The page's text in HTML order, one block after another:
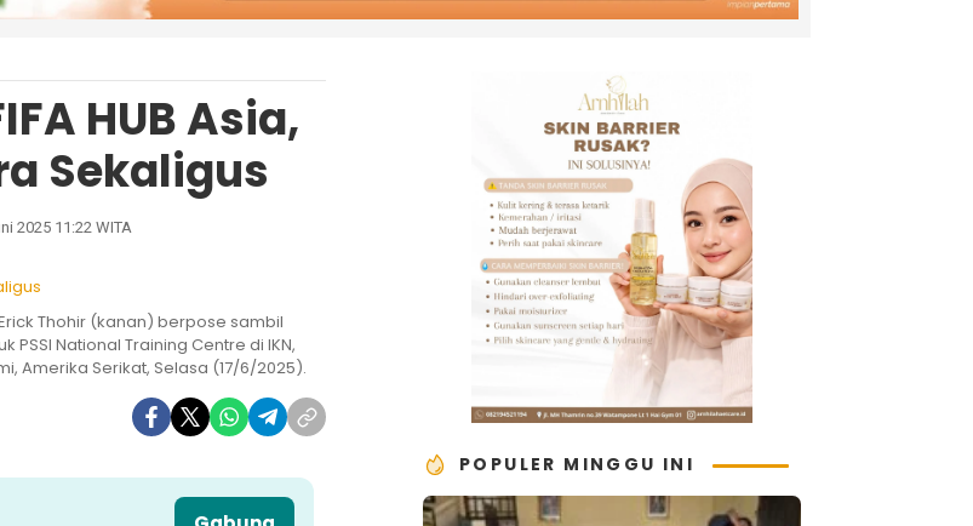
HUB Asia,
Sekaligus
2025 11:22 WITA
Thohir (kanan) berpose sambil
National Training Centre di IKN,
Amerika Serikat, Selasa (17/6/2025).
POPULER MINGGU INI